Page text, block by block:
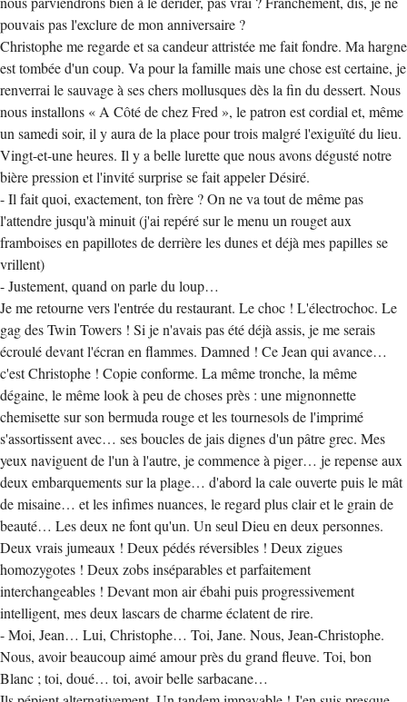
pouvais pas l'exclure de mon anniversaire ?
Christophe me regarde et sa candeur attristée me fait fondre. Ma hargne
est tombée d'un coup. Va pour la famille mais une chose est certaine, je
renverrai le sauvage à ses chers mollusques dès la fin du dessert. Nous
nous installons « A Côté de chez Fred », le patron est cordial et, même
un samedi soir, il y aura de la place pour trois malgré l'exiguïté du lieu.
Vingt-et-une heures. Il y a belle lurette que nous avons dégusté notre
bière pression et l'invité surprise se fait appeler Désiré.
- Il fait quoi, exactement, ton frère ? On ne va tout de même pas
l'attendre jusqu'à minuit (j'ai repéré sur le menu un rouget aux
framboises en papillotes de derrière les dunes et déjà mes papilles se
vrillent)
- Justement, quand on parle du loup…
Je me retourne vers l'entrée du restaurant. Le choc ! L'électrochoc. Le
gag des Twin Towers ! Si je n'avais pas été déjà assis, je me serais
écroulé devant l'écran en flammes. Damned ! Ce Jean qui avance…
c'est Christophe ! Copie conforme. La même tronche, la même
dégaine, le même look à peu de choses près : une mignonnette
chemisette sur son bermuda rouge et les tournesols de l'imprimé
s'assortissent avec… ses boucles de jais dignes d'un pâtre grec. Mes
yeux naviguent de l'un à l'autre, je commence à piger… je repense aux
deux embarquements sur la plage… d'abord la cale ouverte puis le mât
de misaine… et les infimes nuances, le regard plus clair et le grain de
beauté… Les deux ne font qu'un. Un seul Dieu en deux personnes.
Deux vrais jumeaux ! Deux pédés réversibles ! Deux zigues
homozygotes ! Deux zobs inséparables et parfaitement
interchangeables ! Devant mon air ébahi puis progressivement
intelligent, mes deux lascars de charme éclatent de rire.
- Moi, Jean… Lui, Christophe… Toi, Jane. Nous, Jean-Christophe.
Nous, avoir beaucoup aimé amour près du grand fleuve. Toi, bon
Blanc ; toi, doué… toi, avoir belle sarbacane…